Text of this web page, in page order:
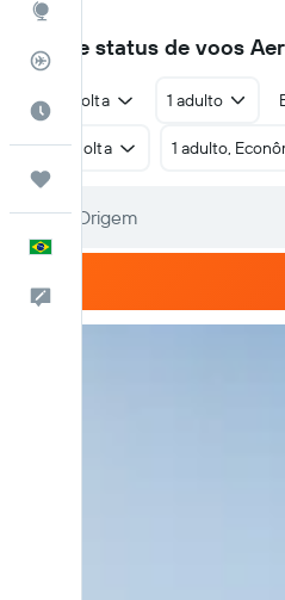
Rastreador de voos
Quando ir
BPL
Voos e status de voos
Ida e volta 1 adulto
Ida e volta 1 adulto,